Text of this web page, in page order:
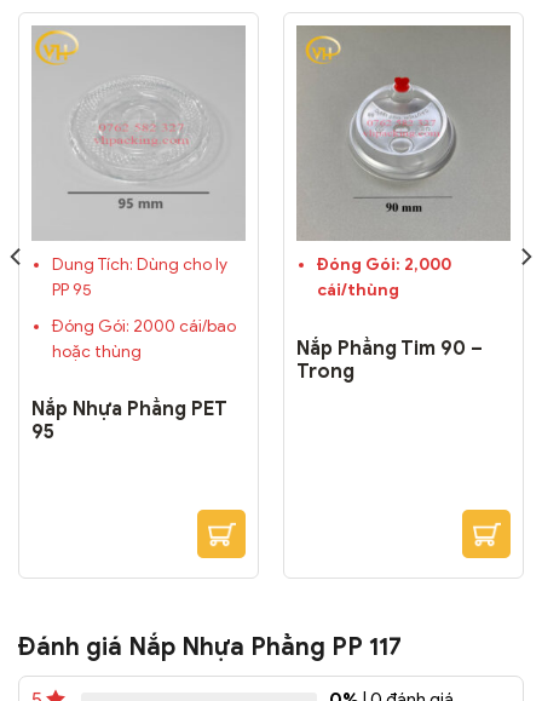
Nắp Nhựa Phẳng PET
95
Dung Tích: Dùng cho ly
PP 95
Đóng Gói: 2000 cái/bao
hoặc thùng
Nắp Phẳng Tim 90 –
Trong
Đóng Gói: 2,000
cái/thùng
Đánh giá Nắp Nhựa Phẳng PP 117